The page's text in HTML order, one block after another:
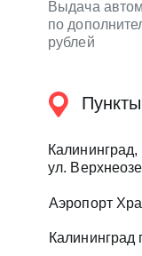
Выдача
по
рублей
Калининград,
ул.
Аэропорт
Калининград